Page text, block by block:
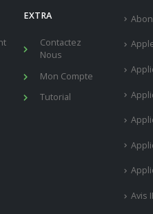
EXTRA
Contactez
Nous
Mon Compte
Tutorial
Avis